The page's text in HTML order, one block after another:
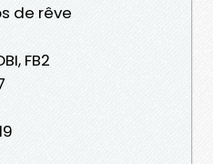
de rêve
FB2